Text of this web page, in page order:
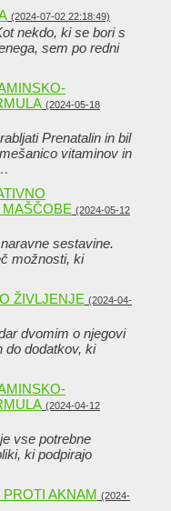
(2024-07-02 22:18:49)
nekdo, ki se bori s
sem po redni
(2024-05-18
Prenatalin in bil
vitaminov in
(2024-05-12
sestavine.
možnosti, ki
ŽIVLJENJE (2024-04-
dvomim o njegovi
do dodatkov, ki
(2024-04-12
vse potrebne
ki podpirajo
AKNAM (2024-